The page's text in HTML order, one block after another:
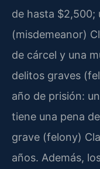
de hasta $2,500;
(misdemeanor)
de cárcel y una
delitos graves
año de prisión:
tiene una pena
grave (felony)
años. Además,